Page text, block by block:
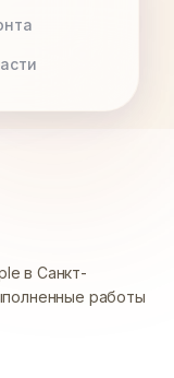
в Санкт-
работы